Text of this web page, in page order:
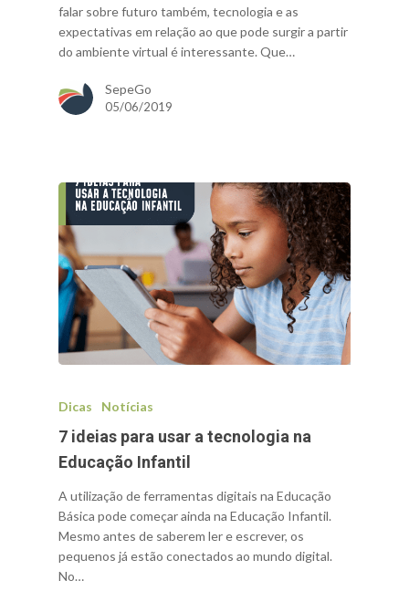
falar sobre futuro também, tecnologia e as
expectativas em relação ao que pode surgir a partir
do ambiente virtual é interessante. Que…
SepeGo
05/06/2019
Dicas Notícias
7 ideias para usar a tecnologia na
Educação Infantil
A utilização de ferramentas digitais na Educação
Básica pode começar ainda na Educação Infantil.
Mesmo antes de saberem ler e escrever, os
pequenos já estão conectados ao mundo digital.
No…